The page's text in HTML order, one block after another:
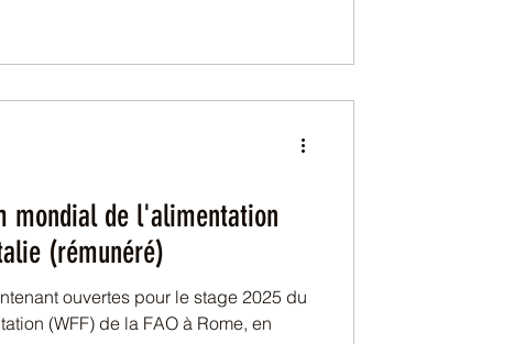
mondial de l'alimentation
(rémunéré)
ouvertes pour le stage 2025 du
(WFF) de la FAO à Rome, en